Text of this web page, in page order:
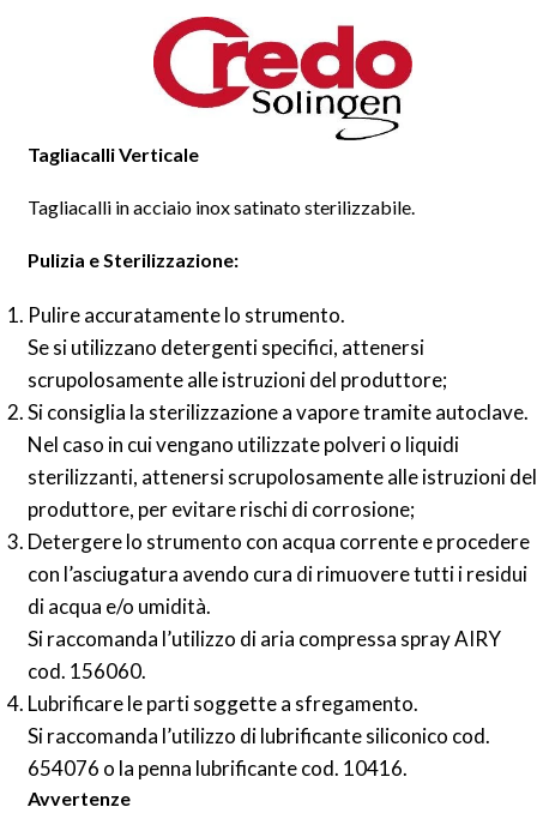
Tagliacalli Verticale
Tagliacalli in acciaio inox satinato sterilizzabile.
Pulizia e Sterilizzazione:
Pulire accuratamente lo strumento.
Se si utilizzano detergenti specifici, attenersi
scrupolosamente alle istruzioni del produttore;
Si consiglia la sterilizzazione a vapore tramite autoclave.
Nel caso in cui vengano utilizzate polveri o liquidi
sterilizzanti, attenersi scrupolosamente alle istruzioni del
produttore, per evitare rischi di corrosione;
Detergere lo strumento con acqua corrente e procedere
con l’asciugatura avendo cura di rimuovere tutti i residui
di acqua e/o umidità.
Si raccomanda l’utilizzo di aria compressa spray AIRY
cod. 156060.
Lubrificare le parti soggette a sfregamento.
Si raccomanda l’utilizzo di lubrificante siliconico cod.
654076 o la penna lubrificante cod. 10416.
Avvertenze